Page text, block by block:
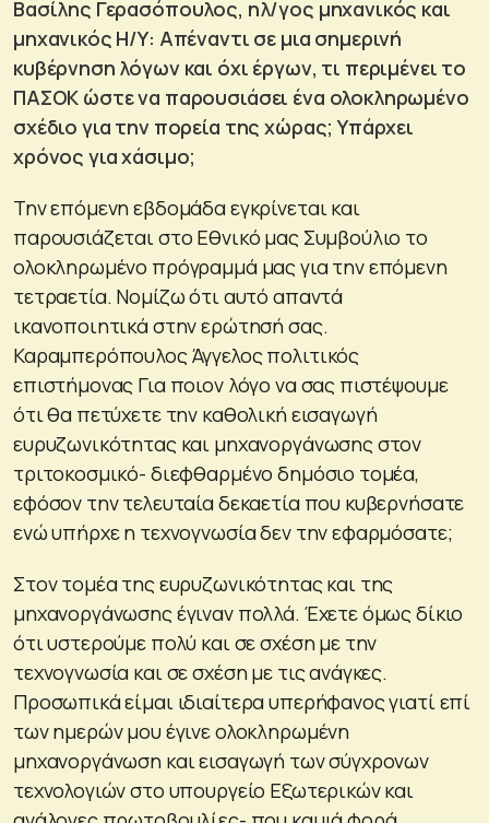
Βασίλης Γερασόπουλος, ηλ/γος μηχανικός και
μηχανικός Η/Υ: Απέναντι σε μια σημερινή
κυβέρνηση λόγων και όχι έργων, τι περιμένει το
ΠΑΣΟΚ ώστε να παρουσιάσει ένα ολοκληρωμένο
σχέδιο για την πορεία της χώρας; Υπάρχει
χρόνος για χάσιμο;
Την επόμενη εβδομάδα εγκρίνεται και
παρουσιάζεται στο Εθνικό μας Συμβούλιο το
ολοκληρωμένο πρόγραμμά μας για την επόμενη
τετραετία. Νομίζω ότι αυτό απαντά
ικανοποιητικά στην ερώτησή σας.
Καραμπερόπουλος Άγγελος πολιτικός
επιστήμονας Για ποιον λόγο να σας πιστέψουμε
ότι θα πετύχετε την καθολική εισαγωγή
ευρυζωνικότητας και μηχανοργάνωσης στον
τριτοκοσμικό- διεφθαρμένο δημόσιο τομέα,
εφόσον την τελευταία δεκαετία που κυβερνήσατε
ενώ υπήρχε η τεχνογνωσία δεν την εφαρμόσατε;
Στον τομέα της ευρυζωνικότητας και της
μηχανοργάνωσης έγιναν πολλά. Έχετε όμως δίκιο
ότι υστερούμε πολύ και σε σχέση με την
τεχνογνωσία και σε σχέση με τις ανάγκες.
Προσωπικά είμαι ιδιαίτερα υπερήφανος γιατί επί
των ημερών μου έγινε ολοκληρωμένη
μηχανοργάνωση και εισαγωγή των σύγχρονων
τεχνολογιών στο υπουργείο Εξωτερικών και